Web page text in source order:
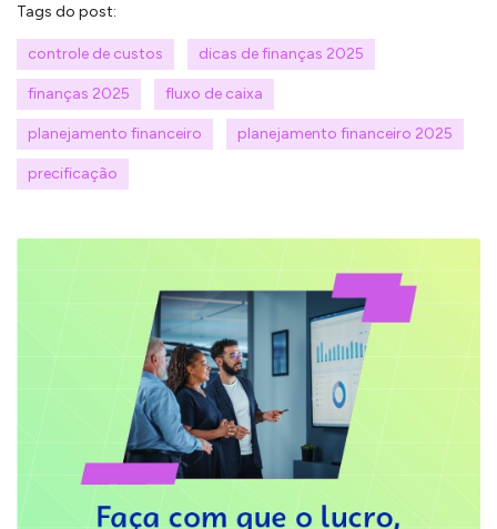
Tags do post:
controle de custos dicas de finanças 2025
finanças 2025 fluxo de caixa
planejamento financeiro planejamento financeiro 2025
precificação